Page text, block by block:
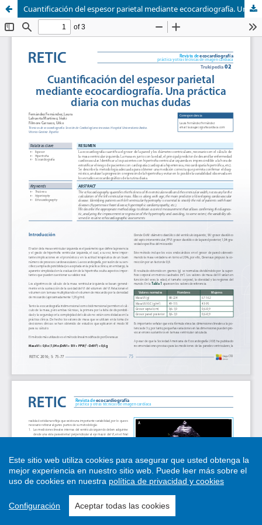
Cuantificación del espesor parietal mediante ecocardiografía. Una práctica diaria con muchas dudas
Este sitio web utiliza cookies para asegurar que usted obtenga la
mejor experiencia en nuestro sitio web. Puede leer más sobre el
uso de cookies en nuestra política de privacidad y cookies
Configuración Aceptar todas las cookies